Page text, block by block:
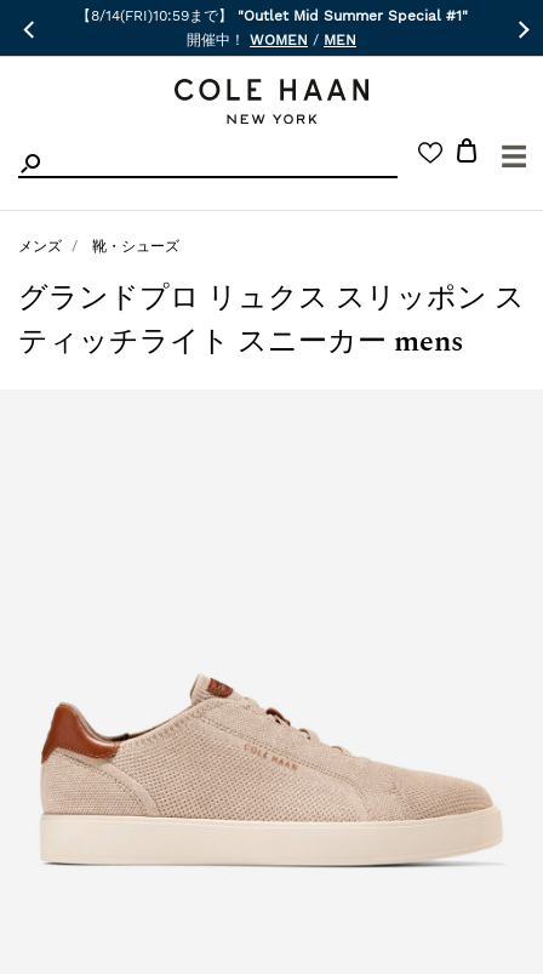
【8/14(FRI)10:59まで】
"Outlet Mid Summer Special #1"
開催中！ WOMEN / MEN
☰
メンズ 靴・シューズ
グランドプロ リュクス スリッポン ス
ティッチライト スニーカー mens